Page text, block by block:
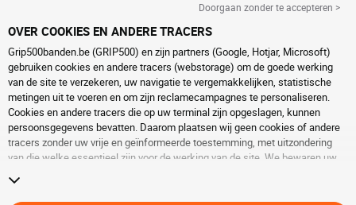
Doorgaan zonder te accepteren >
OVER COOKIES EN ANDERE TRACERS
Grip500banden.be (GRIP500) en zijn partners (Google, Hotjar, Microsoft)
gebruiken cookies en andere tracers (webstorage) om de goede werking
van de site te verzekeren, uw navigatie te vergemakkelijken, statistische
metingen uit te voeren en om zijn reclamecampagnes te personaliseren.
Cookies en andere tracers die op uw terminal zijn opgeslagen, kunnen
persoonsgegevens bevatten. Daarom plaatsen wij geen cookies of andere
tracers zonder uw vrije en geïnformeerde toestemming, met uitzondering
van die welke essentieel zijn voor de werking van de site. We bewaren uw
naar de pagina over